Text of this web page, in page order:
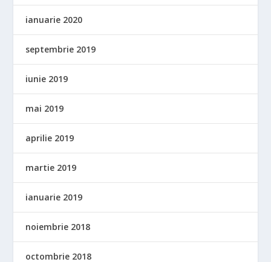
ianuarie 2020
septembrie 2019
iunie 2019
mai 2019
aprilie 2019
martie 2019
ianuarie 2019
noiembrie 2018
octombrie 2018